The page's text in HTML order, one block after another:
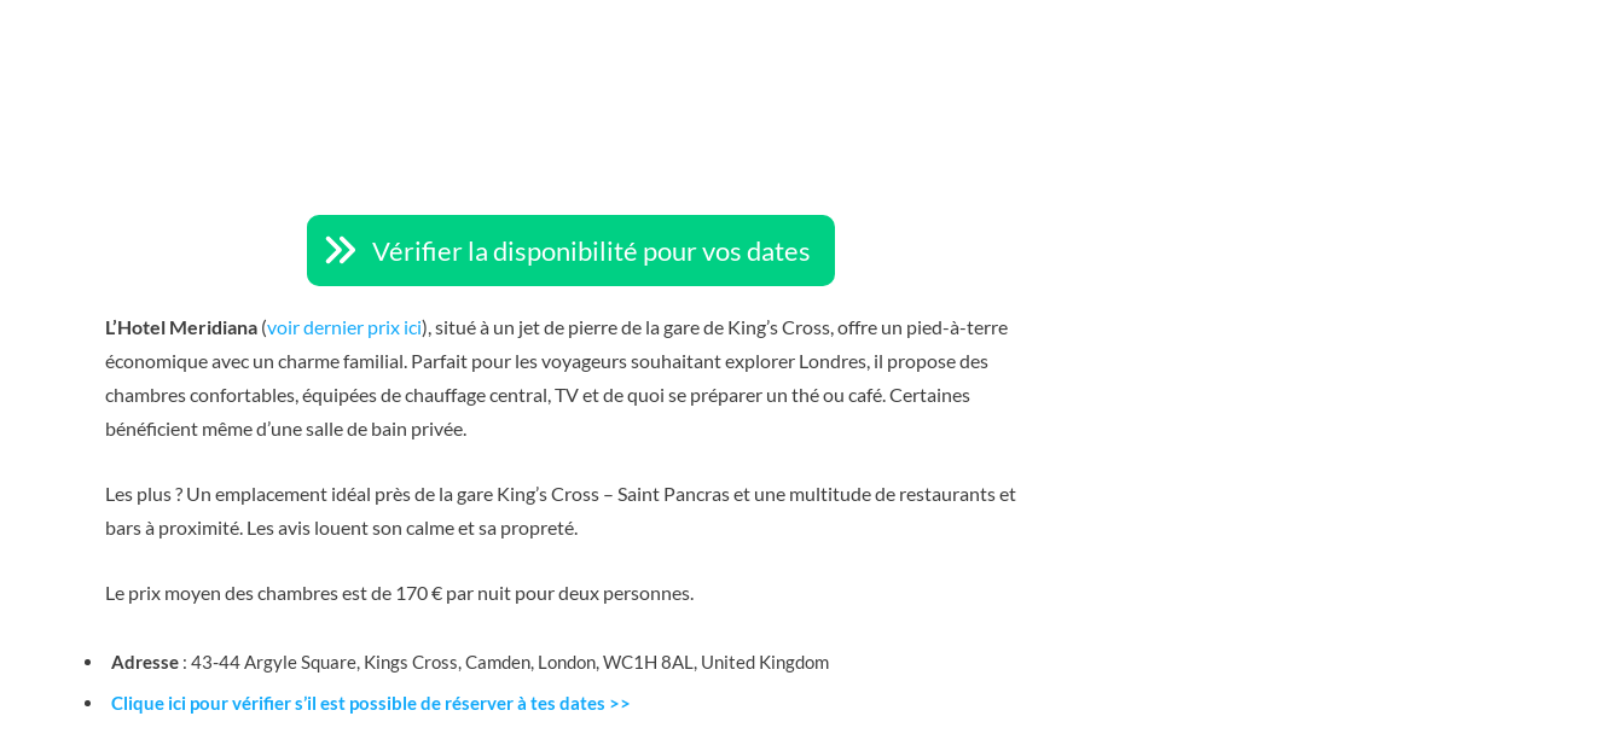
Vérifier la disponibilité pour vos dates
L’Hotel Meridiana (voir dernier prix ici), situé à un jet de pierre de la gare de King’s Cross, offre un pied-à-terre
économique avec un charme familial. Parfait pour les voyageurs souhaitant explorer Londres, il propose des
chambres confortables, équipées de chauffage central, TV et de quoi se préparer un thé ou café. Certaines
bénéficient même d’une salle de bain privée.
Les plus ? Un emplacement idéal près de la gare King’s Cross – Saint Pancras et une multitude de restaurants et
bars à proximité. Les avis louent son calme et sa propreté.
Le prix moyen des chambres est de 170 € par nuit pour deux personnes.
Adresse : 43-44 Argyle Square, Kings Cross, Camden, London, WC1H 8AL, United Kingdom
Clique ici pour vérifier s’il est possible de réserver à tes dates >>